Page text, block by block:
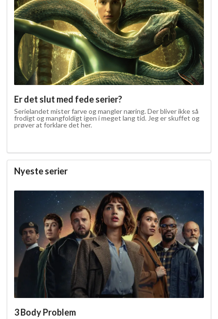
Er det slut med fede serier?
Serielandet mister farve og mangler næring. Der bliver ikke så
frodigt og mangfoldigt igen i meget lang tid. Jeg er skuffet og
prøver at forklare det her.
Nyeste serier
3 Body Problem